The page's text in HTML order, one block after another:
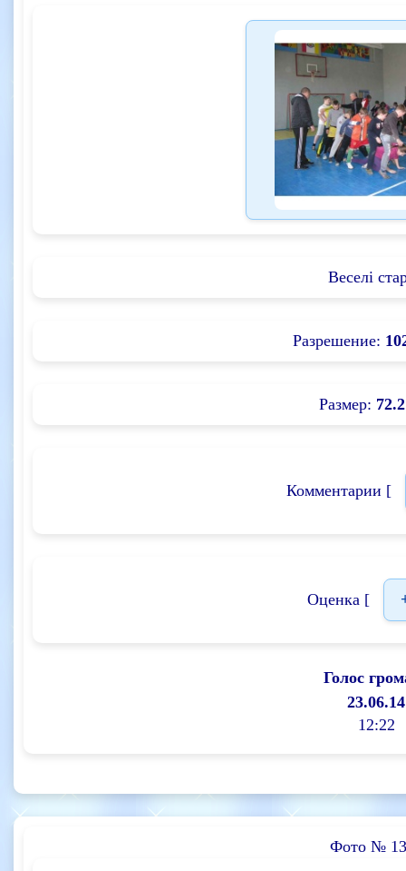
Веселі
Разрешение:
Размер: 72.2
Комментарии [
Оценка [
Голос
23.06.14
12:22
Фото №